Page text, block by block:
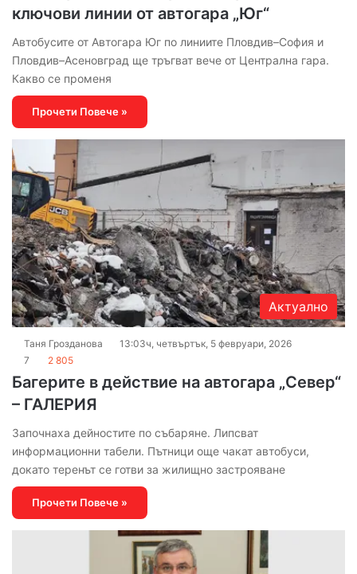
ключови линии от автогара „Юг“
Автобусите от Автогара Юг по линиите Пловдив–София и
Пловдив–Асеновград ще тръгват вече от Централна гара.
Какво се променя
Прочети Повече »
Актуално
Таня Грозданова
13:03ч, четвъртък, 5 февруари, 2026
7
2 805
Багерите в действие на автогара „Север“
– ГАЛЕРИЯ
Започнаха дейностите по събаряне. Липсват
информационни табели. Пътници още чакат автобуси,
докато теренът се готви за жилищно застрояване
Прочети Повече »